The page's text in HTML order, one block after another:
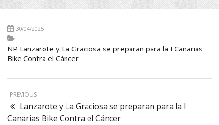
30/04/2025
NP Lanzarote y La Graciosa se preparan para la I Canarias
Bike Contra el Cáncer
PREVIOUS
Lanzarote y La Graciosa se preparan para la I
Canarias Bike Contra el Cáncer